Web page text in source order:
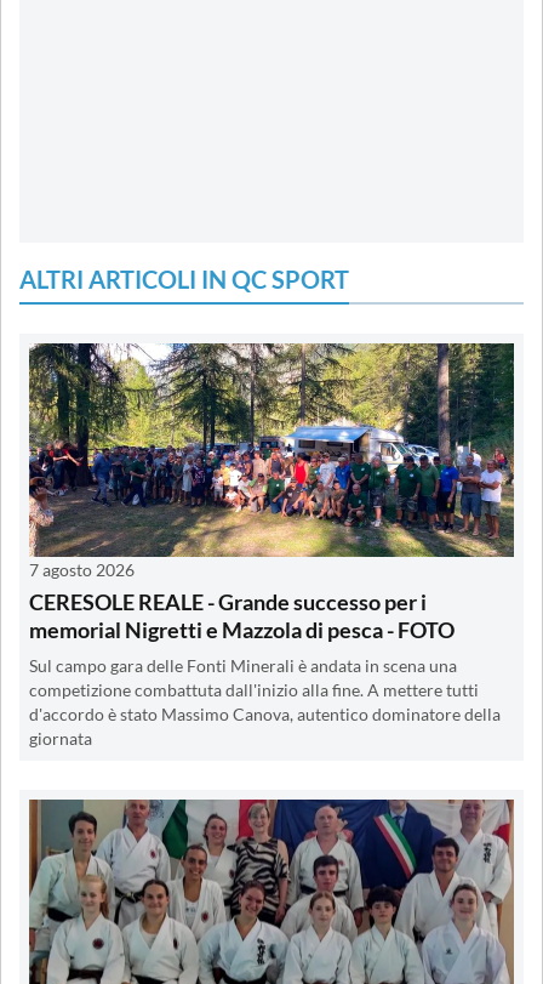
ALTRI ARTICOLI IN QC SPORT
7 agosto 2026
CERESOLE REALE - Grande successo per i
memorial Nigretti e Mazzola di pesca - FOTO
Sul campo gara delle Fonti Minerali è andata in scena una
competizione combattuta dall'inizio alla fine. A mettere tutti
d'accordo è stato Massimo Canova, autentico dominatore della
giornata